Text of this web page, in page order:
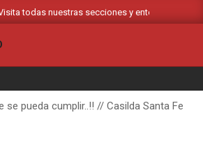
nuestras secciones y entérate de todas las
Navigation
se pueda cumplir..!! // Casilda Santa Fe